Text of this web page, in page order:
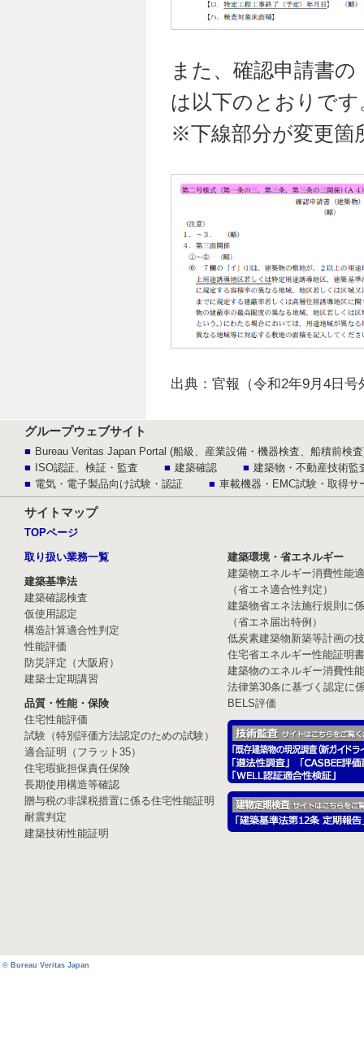
また、確認申請書
は以下のとおりです
※下線部分が変更箇
出典：官報（令和2年9月4日号
グループウェブサイト
Bureau Veritas Japan Portal (船級、産業設備・機器検査、船積前検
ISO認証、検証・監査
建築確認
建築物・不動産技術監
電気・電子製品向け試験・認証
車載機器・EMC試験・取得サ
サイトマップ
TOPページ
取り扱い業務一覧
建築基準法
建築確認検査
仮使用認定
構造計算適合性判定
性能評価
防災評定（大阪府）
建築士定期講習
品質・性能・保険
住宅性能評価
試験（特別評価方法認定のための試験）
適合証明（フラット35）
住宅瑕疵担保責任保険
長期使用構造等確認
贈与税の非課税措置に係る住宅性能証明
耐震判定
建築技術性能証明
建築環境・省エネルギー
建築物エネルギー消費性能
（省エネ適合性判定）
建築物省エネ法施行規則に
（省エネ届出特例）
低炭素建築物新築等計画の
住宅省エネルギー性能証明
建築物のエネルギー消費性
法律第30条に基づく認定に
BELS評価
© Bureau Veritas Japan